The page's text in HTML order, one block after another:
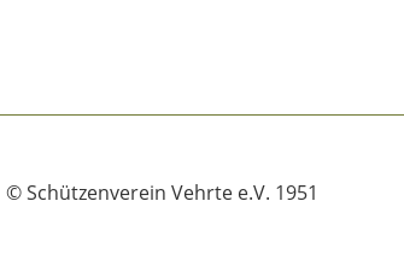
© Schützenverein Vehrte e.V. 1951